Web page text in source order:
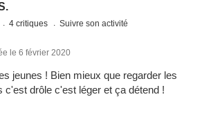
4 critiques Suivre son activité
le 6 février 2020
jeunes ! Bien mieux que regarder les
c'est drôle c'est léger et ça détend !